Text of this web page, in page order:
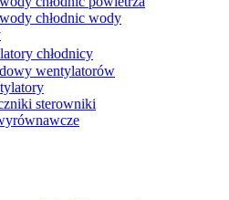
chłodnic wody
chłodnicy
wentylatorów
sterowniki